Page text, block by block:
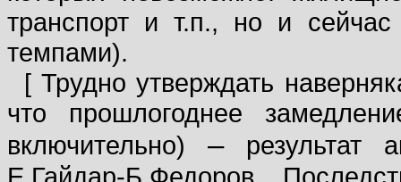
транспорт и т.п., но и
темпами).
[ Трудно утверждать
что прошлогоднее
включительно) –результат